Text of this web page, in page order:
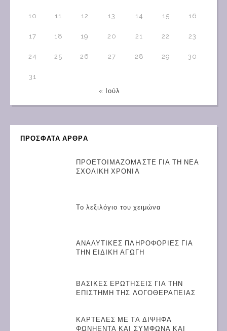
10 11 12 13 14 15 16
17 18 19 20 21 22 23
24 25 26 27 28 29 30
31
« Ιούλ
ΠΡΟΣΦΑΤΑ ΑΡΘΡΑ
ΠΡΟΕΤΟΙΜΑΖΟΜΑΣΤΕ ΓΙΑ ΤΗ ΝΕΑ
ΣΧΟΛΙΚΗ ΧΡΟΝΙΑ
Το λεξιλόγιο του χειμώνα
ΑΝΑΛΥΤΙΚΕΣ ΠΛΗΡΟΦΟΡΙΕΣ ΓΙΑ
ΤΗΝ ΕΙΔΙΚΗ ΑΓΩΓΗ
ΒΑΣΙΚΕΣ ΕΡΩΤΗΣΕΙΣ ΓΙΑ ΤΗΝ
ΕΠΙΣΤΗΜΗ ΤΗΣ ΛΟΓΟΘΕΡΑΠΕΙΑΣ
ΚΑΡΤΕΛΕΣ ΜΕ ΤΑ ΔΙΨΗΦΑ
ΦΩΝΗΕΝΤΑ ΚΑΙ ΣΥΜΦΩΝΑ ΚΑΙ